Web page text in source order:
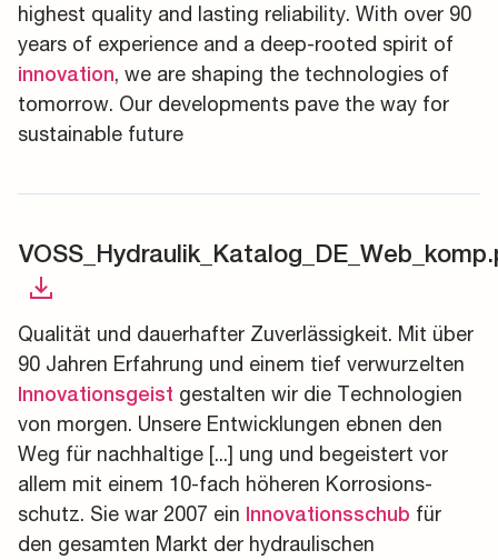
highest quality and lasting reliability. With over 90
years of experience and a deep-rooted spirit of
innovation, we are shaping the technologies of
tomorrow. Our developments pave the way for
sustainable future
Qualität und dauerhafter Zuverlässigkeit. Mit über
90 Jahren Erfahrung und einem tief verwurzelten
Innovationsgeist gestalten wir die Technologien
von morgen. Unsere Entwicklungen ebnen den
Weg für nachhaltige [...] ung und begeistert vor
allem mit einem 10-fach höheren Korrosions-
schutz. Sie war 2007 ein Innovationsschub für
den gesamten Markt der hydraulischen